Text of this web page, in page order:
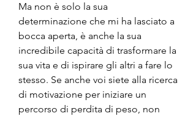
Ma non è solo la sua
determinazione che mi ha lasciato a
bocca aperta, è anche la sua
incredibile capacità di trasformare la
sua vita e di ispirare gli altri a fare lo
stesso. Se anche voi siete alla ricerca
di motivazione per iniziare un
percorso di perdita di peso, non